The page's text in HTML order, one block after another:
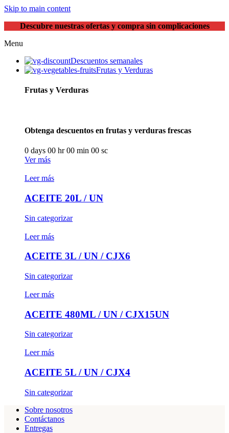
Skip to main content
Descubre nuestras ofertas y compra sin complicaciones
Menu
Descuentos semanales
Frutas y Verduras
Frutas y Verduras
Obtenga descuentos en frutas y verduras frescas
0 days 00 hr00 min 00 sc
Ver más
Leer más
ACEITE 20L / UN
Sin categorizar
Leer más
ACEITE 3L / UN / CJX6
Sin categorizar
Leer más
ACEITE 480ML / UN / CJX15UN
Sin categorizar
Leer más
ACEITE 5L / UN / CJX4
Sin categorizar
Sobre nosotros
Contáctanos
Entregas